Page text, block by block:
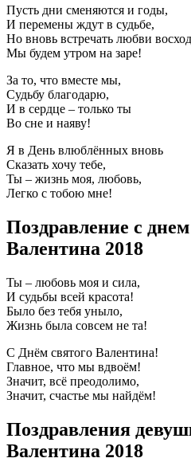
Пусть дни сменяются и годы,
И перемены ждут в судьбе,
Но вновь встречать любви
Мы будем утром на заре!
За то, что вместе мы,
Судьбу благодарю,
И в сердце – только ты
Во сне и наяву!
Я в День влюблённых вновь
Сказать хочу тебе,
Ты – жизнь моя, любовь,
Легко с тобою мне!
Поздравление с
Валентина 2018
Ты – любовь моя и сила,
И судьбы всей красота!
Было без тебя уныло,
Жизнь была совсем не та!
С Днём святого Валентина!
Главное, что мы вдвоём!
Значит, всё преодолимо,
Значит, счастье мы найдём!
Поздравления
Валентина 2018